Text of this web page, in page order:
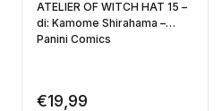
ATELIER OF WITCH HAT 15 –
di: Kamome Shirahama –
Panini Comics
€19,99